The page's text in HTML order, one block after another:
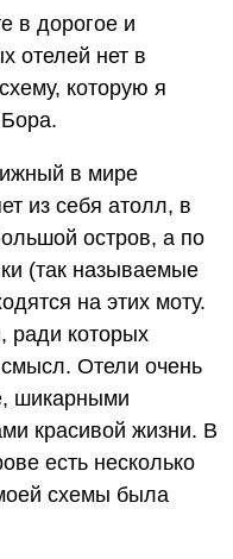
в дорогое и
отелей нет в
которую я
в мире
из себя атолл, в
остров, а по
(так называемые
на этих моту.
ради которых
Отели очень
шикарными
красивой жизни. В
есть несколько
схемы была